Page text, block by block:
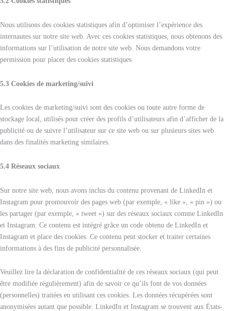
Nous utilisons des cookies statistiques afin d’optimiser l’expérience des
internautes sur notre site web. Avec ces cookies statistiques, nous obtenons des
informations sur l’utilisation de notre site web. Nous demandons votre
permission pour placer des cookies statistiques.
5.3 Cookies de marketing/suivi
Les cookies de marketing/suivi sont des cookies ou toute autre forme de
stockage local, utilisés pour créer des profils d’utilisateurs afin d’afficher de la
publicité ou de suivre l’utilisateur sur ce site web ou sur plusieurs sites web
dans des finalités marketing similaires.
5.4 Réseaux sociaux
Sur notre site web, nous avons inclus du contenu provenant de LinkedIn et
Instagram pour promouvoir des pages web (par exemple, « like », « pin ») ou
les partager (par exemple, « tweet ») sur des réseaux sociaux comme LinkedIn
et Instagram. Ce contenu est intégré grâce un code obtenu de LinkedIn et
Instagram et place des cookies. Ce contenu peut stocker et traiter certaines
informations à des fins de publicité personnalisée.
Veuillez lire la déclaration de confidentialité de ces réseaux sociaux (qui peut
être modifiée régulièrement) afin de savoir ce qu’ils font de vos données
(personnelles) traitées en utilisant ces cookies. Les données récupérées sont
anonymisées autant que possible. LinkedIn et Instagram se trouvent aux États-